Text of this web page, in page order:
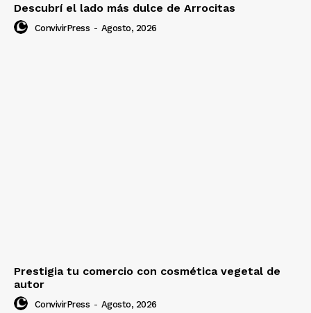
Descubrí el lado más dulce de Arrocitas
ConvivirPress - Agosto, 2026
Prestigia tu comercio con cosmética vegetal de
autor
ConvivirPress - Agosto, 2026